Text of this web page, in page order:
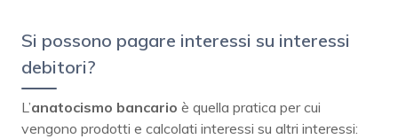
Si possono pagare interessi su interessi
debitori?
L’anatocismo bancario è quella pratica per cui
vengono prodotti e calcolati interessi su altri interessi: